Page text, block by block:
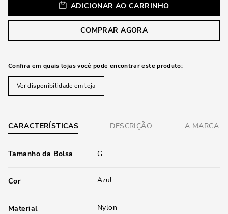
ADICIONAR AO CARRINHO
COMPRAR AGORA
Confira em quais lojas você pode encontrar este produto:
Ver disponibilidade em loja
CARACTERÍSTICAS DESCRIÇÃO A MARCA
Tamanho da Bolsa G
Cor Azul
Material Nylon